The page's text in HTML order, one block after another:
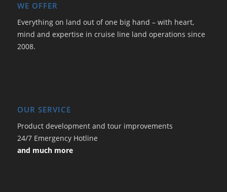
WE OFFER
Everything on land out of one big hand – with heart,
mind and expertise in cruise line land operations since
2008.
OUR SERVICE
Product development and tour improvements
24/7 Emergency Hotline
and much more